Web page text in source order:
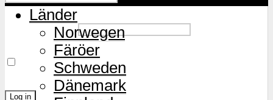
Password
Remember Me
Länder
Norwegen
Färöer
Schweden
Dänemark